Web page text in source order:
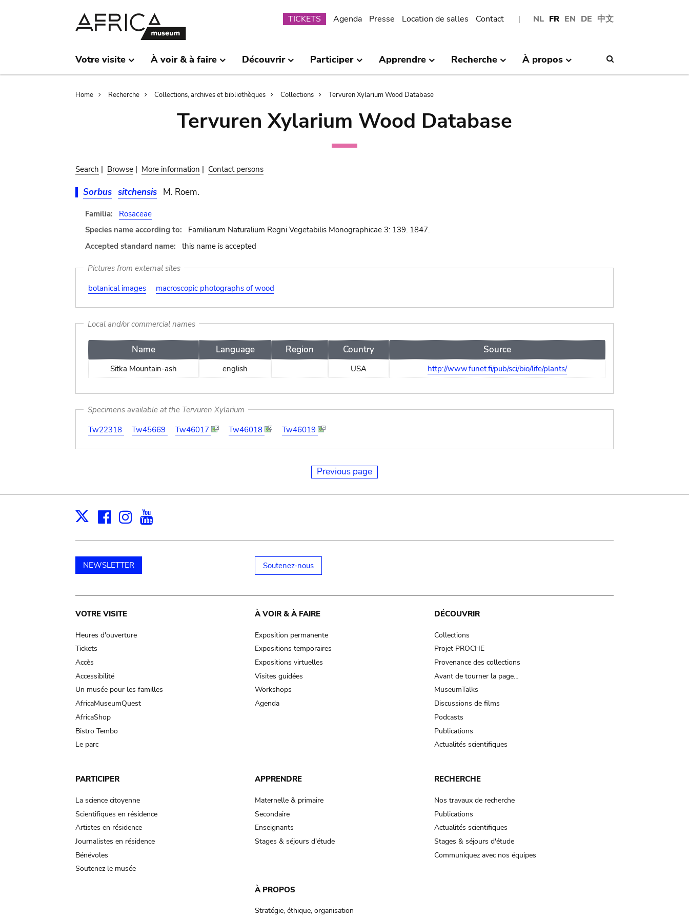
NL FR EN DE 中文
Submenu
TICKETS Agenda Presse Location de salles Contact
Votre visite À voir & à faire Découvrir Participer Apprendre Recherche À propos
Breadcrumb
Home Recherche Collections, archives et bibliothèques Collections Tervuren Xylarium Wood Database
Tervuren Xylarium Wood Database
Search | Browse | More information | Contact persons
Sorbus sitchensis M. Roem.
Familia:
Rosaceae
Species name according to:
Familiarum Naturalium Regni Vegetabilis Monographicae 3: 139. 1847.
Accepted standard name:
this name is accepted
Pictures from external sites
botanical images
macroscopic photographs of wood
Local and/or commercial names
Name Language Region Country Source
Sitka Mountain-ash english USA http://www.funet.fi/pub/sci/bio/life/plants/
Specimens available at the Tervuren Xylarium
Tw22318
Tw45669 Tw46017 Tw46018 Tw46019
Previous page
X Facebook
Instagram
NEWSLETTER Soutenez-nous
Main
navigation
VOTRE VISITE
Heures d'ouverture
Tickets
Accès
Accessibilité
Un musée pour les familles
AfricaMuseumQuest
AfricaShop
Bistro Tembo
Le parc
À VOIR & À FAIRE
Exposition permanente
Expositions temporaires
Expositions virtuelles
Visites guidées
Workshops
Agenda
DÉCOUVRIR
Collections
Projet PROCHE
Provenance des collections
Avant de tourner la page…
MuseumTalks
Discussions de films
Podcasts
Publications
Actualités scientifiques
PARTICIPER
La science citoyenne
Scientifiques en résidence
Artistes en résidence
Journalistes en résidence
Bénévoles
Soutenez le musée
APPRENDRE
Maternelle & primaire
Secondaire
Enseignants
Stages & séjours d'étude
RECHERCHE
Nos travaux de recherche
Publications
Actualités scientifiques
Stages & séjours d'étude
Communiquez avec nos équipes
À PROPOS
Stratégie, éthique, organisation